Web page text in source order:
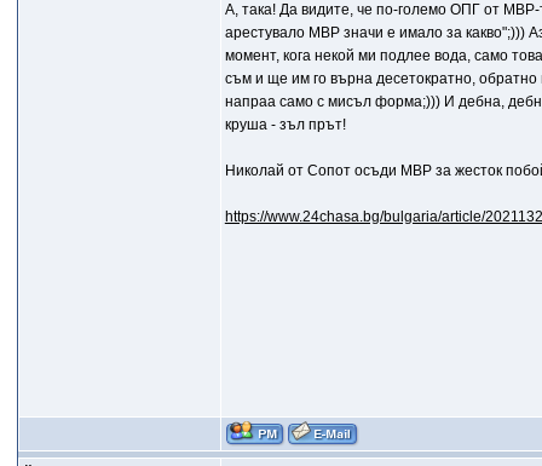
A, така! Да видите, че по-големо ОПГ от
арестувало МВР значи е имало за какво";)))
момент, кога некой ми подлее вода, само
съм и ще им го върна десетократно,
напраа само с мисъл форма;))) И дебна,
круша - зъл прът!
Николай от Сопот осъди МВР за жесток
https://www.24chasa.bg/bulgaria/article/